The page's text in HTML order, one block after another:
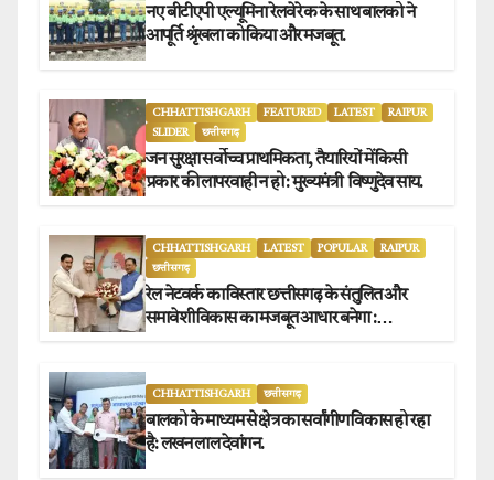
नए बीटीएपी एल्यूमिना रेलवे रेक के साथ बालको ने
आपूर्ति श्रृंखला को किया और मजबूत.
CHHATTISHGARH FEATURED LATEST
RAIPUR
SLIDER
छत्तीसगढ़
जन सुरक्षा सर्वोच्च प्राथमिकता, तैयारियों में किसी
प्रकार की लापरवाही न हो : मुख्यमंत्री विष्णुदेव साय.
CHHATTISHGARH LATEST POPULAR
RAIPUR
छत्तीसगढ़
रेल नेटवर्क का विस्तार छत्तीसगढ़ के संतुलित और
समावेशी विकास का मजबूत आधार बनेगा :
CHHATTISHGARH छत्तीसगढ़
बालको के माध्यम से क्षेत्र का सर्वांगीण विकास हो रहा
है: लखन लाल देवांगन.